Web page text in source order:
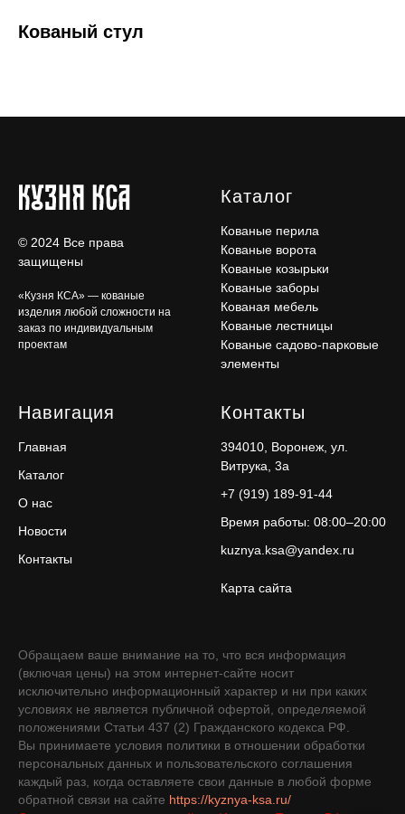
Кованый стул
© 2024 Все права
защищены
«Кузня КСА» — кованые
изделия любой сложности на
заказ по индивидуальным
проектам
Каталог
Кованые перила
Кованые ворота
Кованые козырьки
Кованые заборы
Кованая мебель
Кованые лестницы
Кованые садово-парковые
элементы
Навигация
Главная
Каталог
О нас
Новости
Контакты
Контакты
394010, Воронеж, ул.
Витрука, 3а
+7 (919) 189-91-44
Время работы: 08:00–20:00
kuznya.ksa@yandex.ru
Карта сайта
Обращаем ваше внимание на то, что вся информация
(включая цены) на этом интернет-сайте носит
исключительно информационный характер и ни при каких
условиях не является публичной офертой, определяемой
положениями Статьи 437 (2) Гражданского кодекса РФ.
Вы принимаете условия политики в отношении обработки
персональных данных и пользовательского соглашения
каждый раз, когда оставляете свои данные в любой форме
обратной связи на сайте https://kyznya-ksa.ru/